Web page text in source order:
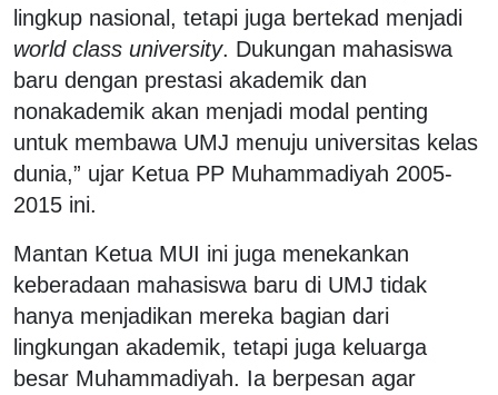
lingkup nasional, tetapi juga bertekad menjadi
world class university. Dukungan mahasiswa
baru dengan prestasi akademik dan
nonakademik akan menjadi modal penting
untuk membawa UMJ menuju universitas kelas
dunia,” ujar Ketua PP Muhammadiyah 2005-
2015 ini.
Mantan Ketua MUI ini juga menekankan
keberadaan mahasiswa baru di UMJ tidak
hanya menjadikan mereka bagian dari
lingkungan akademik, tetapi juga keluarga
besar Muhammadiyah. Ia berpesan agar